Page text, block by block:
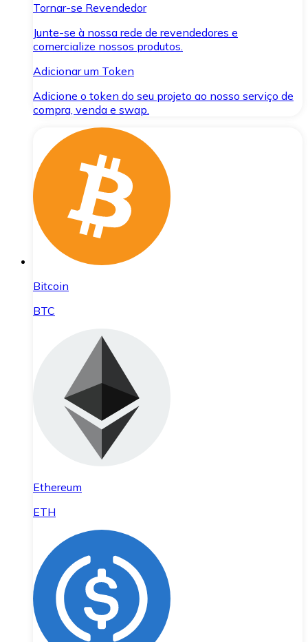
Tornar-se Revendedor
Junte-se à nossa rede de revendedores e
comercialize nossos produtos.
Adicionar um Token
Adicione o token do seu projeto ao nosso serviço de
compra, venda e swap.
Bitcoin
BTC
Ethereum
ETH